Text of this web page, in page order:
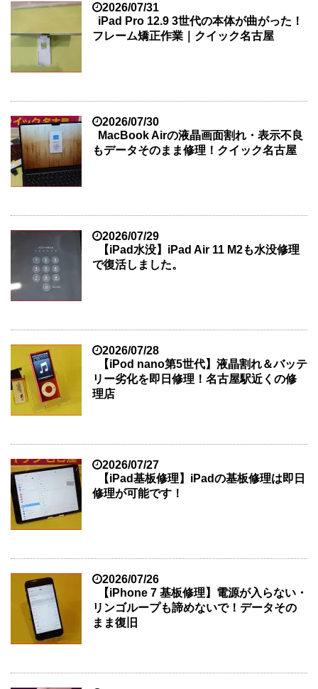
2026/07/31
iPad Pro 12.9 3世代の本体が曲がった！
フレーム矯正作業｜クイック名古屋
2026/07/30
MacBook Airの液晶画面割れ・表示不良
もデータそのまま修理！クイック名古屋
2026/07/29
【iPad水没】iPad Air 11 M2も水没修理
で復活しました。
2026/07/28
【iPod nano第5世代】液晶割れ＆バッテ
リー劣化を即日修理！名古屋駅近くの修
理店
2026/07/27
【iPad基板修理】iPadの基板修理は即日
修理が可能です！
2026/07/26
【iPhone 7 基板修理】電源が入らない・
リンゴループも諦めないで！データその
まま復旧